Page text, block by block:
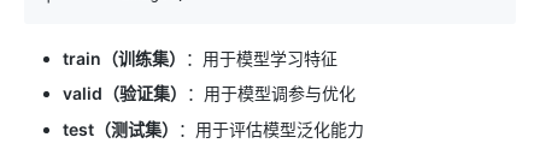
train（训练集）
：用于模型学习特征
valid（验证集）
：用于模型调参与优化
test（测试集）
：用于评估模型泛化能力